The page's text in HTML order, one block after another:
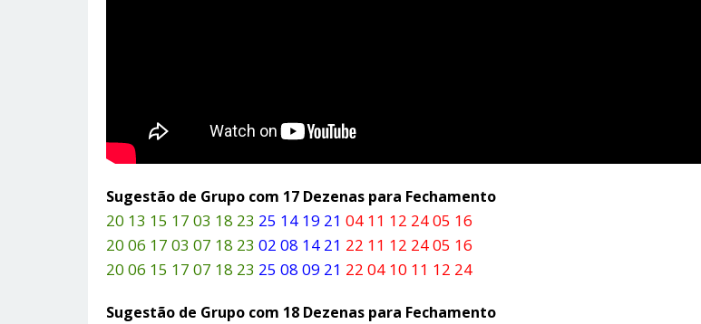
Sugestão de Grupo com 17 Dezenas para Fechamento
20 13 15 17 03 18 23 25 14 19 21 04 11 12 24 05 16
20 06 17 03 07 18 23 02 08 14 21 22 11 12 24 05 16
20 06 15 17 07 18 23 25 08 09 21 22 04 10 11 12 24
Sugestão de Grupo com 18 Dezenas para Fechamento